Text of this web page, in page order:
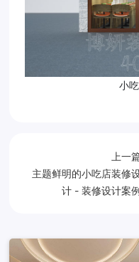
小
上一
主题鲜明的小吃店装修
计 - 装修设计案